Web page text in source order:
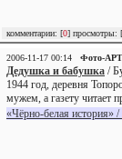
комментарии: [0] просмотры: [
2006-11-17 00:14 Фото-АРТ
Дедушка и бабушка /
1944 год, деревня
мужем, а газету читает
«Чёрно-белая история»